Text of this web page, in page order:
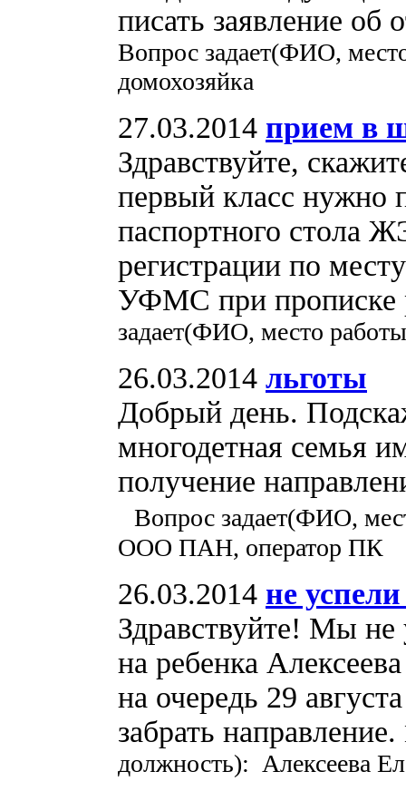
писать заявление об
Вопрос задает(ФИО,
домохозяйка
27.03.2014 прием в
Здравствуйте,
первый класс нужно
паспортного стола
регистрации по
УФМС при прописке
задает(ФИО, место
26.03.2014 льготы
Добрый день.
многодетная семья
получение
Вопрос задает(ФИО,
ООО ПАН, оператор ПК
26.03.2014 не
Здравствуйте! Мы не
на ребенка
на очередь 29
забрать направление.
должность): Алексеева